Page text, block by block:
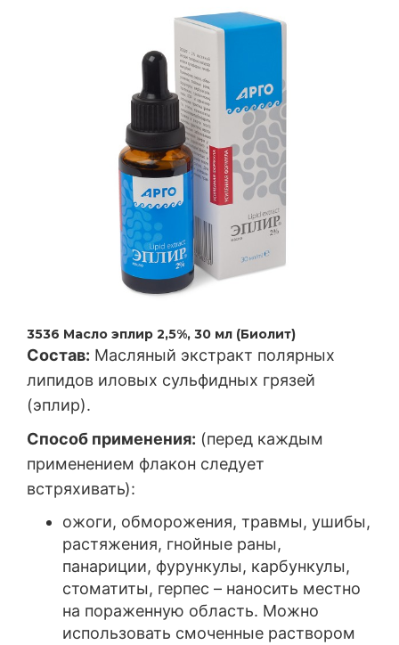
3536 Масло эплир 2,5%, 30 мл (Биолит)
Состав: Масляный экстракт полярных
липидов иловых сульфидных грязей
(эплир).
Способ применения: (перед каждым
применением флакон следует
встряхивать):
ожоги, обморожения, травмы, ушибы,
растяжения, гнойные раны,
панариции, фурункулы, карбункулы,
стоматиты, герпес – наносить местно
на пораженную область. Можно
использовать смоченные раствором